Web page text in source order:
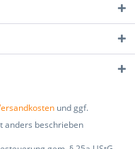
und ggf.
anders beschrieben